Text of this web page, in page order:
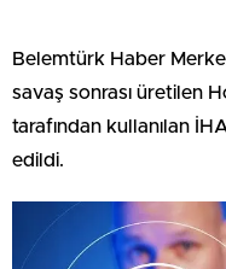
Belemtürk Haber
savaş sonrası üretilen
tarafından kullanılan
edildi.